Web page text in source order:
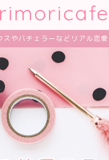
やバチェラーなどリアル恋愛